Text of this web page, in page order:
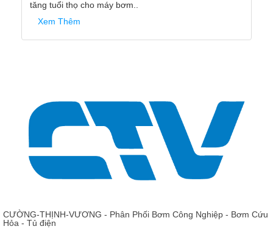
tăng tuổi thọ cho máy bơm..
Xem Thêm
CƯỜNG-THỊNH-VƯƠNG - Phân Phối Bơm Công Nghiệp - Bơm Cứu
Hỏa - Tủ điện